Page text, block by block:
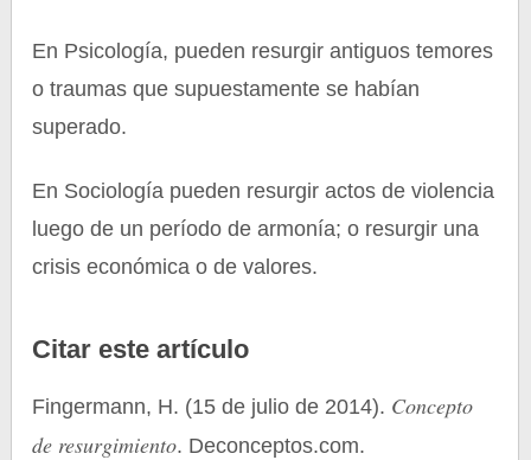
En Psicología, pueden resurgir antiguos temores
o traumas que supuestamente se habían
superado.
En Sociología pueden resurgir actos de violencia
luego de un período de armonía; o resurgir una
crisis económica o de valores.
Citar este artículo
Fingermann, H. (15 de julio de 2014). Concepto
de resurgimiento. Deconceptos.com.